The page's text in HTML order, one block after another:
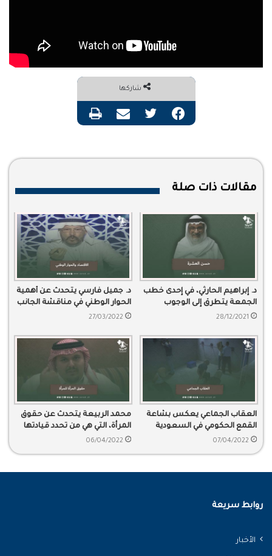
شاركها
فيسبوك تويتر مشاركة عبر البريد طباعة
مقالات ذات صلة
د. إبراهيم الحارثي، في إحدى خطب
الجمعة يتطرق إلى الوجوب
لحسن معاملة الزوج لزوجته،
28/12/2021
د. جميل فارسي يتحدث عن أهمية
الحوار الوطني في مناقشة الجانب
الاقتصادي للبلد
27/03/2022
العقاب الجماعي يعكس بشاعة
القمع الحكومي في السعودية
07/04/2022
محمد الربيعة يتحدث عن حقوق
المرأة، التي هي من تحدد قيادتها
للسيارة وفق استفتاء منظم
06/04/2022
روابط سريعة
الأخبار